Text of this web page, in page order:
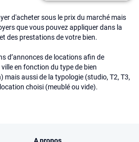
d'acheter sous le prix du marché mais
que vous pouvez appliquer dans la
des prestations de votre bien.
d’annonces de locations afin de
en fonction du type de bien
mais aussi de la typologie (studio, T2, T3,
choisi (meublé ou vide).